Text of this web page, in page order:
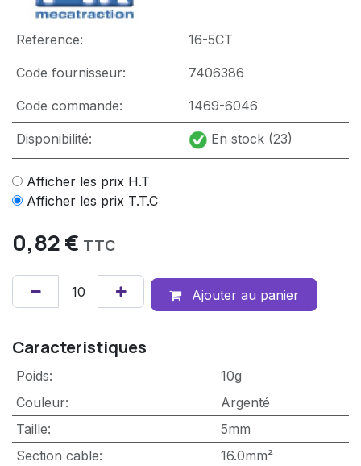
Reference: 16-5CT
Code fournisseur: 7406386
Code commande: 1469-6046
Disponibilité: En stock (23)
Afficher les prix H.T
Afficher les prix T.T.C
0,82€ TTC
Ajouter au panier
Caracteristiques
Poids:
10g
Couleur:
Argenté
Taille:
5mm
Section cable: 16.0mm²